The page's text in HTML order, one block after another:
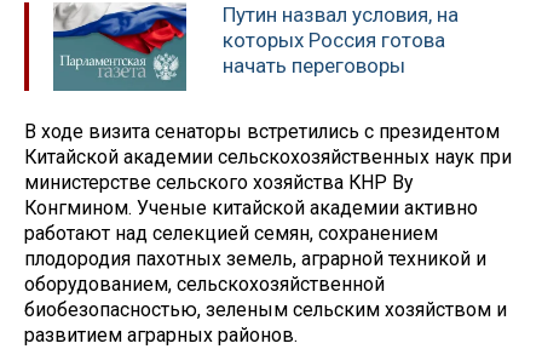
Путин назвал условия, на
которых Россия готова
начать переговоры
В ходе визита сенаторы встретились с президентом
Китайской академии сельскохозяйственных наук при
министерстве сельского хозяйства КНР Ву
Конгмином. Ученые китайской академии активно
работают над селекцией семян, сохранением
плодородия пахотных земель, аграрной техникой и
оборудованием, сельскохозяйственной
биобезопасностью, зеленым сельским хозяйством и
развитием аграрных районов.